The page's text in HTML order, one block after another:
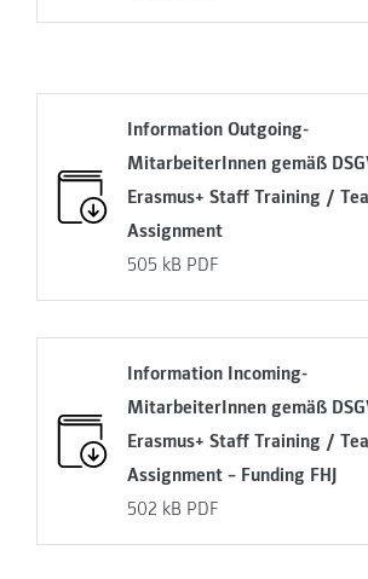
Information Outgoing-
MitarbeiterInnen gemäß
Erasmus+ Staff Training /
Assignment
505 kB PDF
Information Incoming-
MitarbeiterInnen gemäß
Erasmus+ Staff Training /
Assignment – Funding FHJ
502 kB PDF